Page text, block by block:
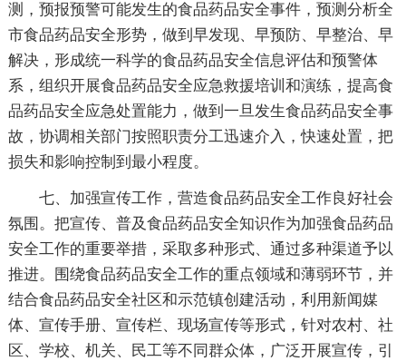
测，预报预警可能发生的食品药品安全事件，预测分析全
市食品药品安全形势，做到早发现、早预防、早整治、早
解决，形成统一科学的食品药品安全信息评估和预警体
系，组织开展食品药品安全应急救援培训和演练，提高食
品药品安全应急处置能力，做到一旦发生食品药品安全事
故，协调相关部门按照职责分工迅速介入，快速处置，把
损失和影响控制到最小程度。
七、加强宣传工作，营造食品药品安全工作良好社会
氛围。把宣传、普及食品药品安全知识作为加强食品药品
安全工作的重要举措，采取多种形式、通过多种渠道予以
推进。围绕食品药品安全工作的重点领域和薄弱环节，并
结合食品药品安全社区和示范镇创建活动，利用新闻媒
体、宣传手册、宣传栏、现场宣传等形式，针对农村、社
区、学校、机关、民工等不同群众体，广泛开展宣传，引